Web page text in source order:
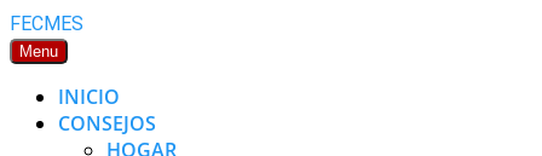
Skip
to
FECMES
Menu
INICIO
CONSEJOS
HOGAR